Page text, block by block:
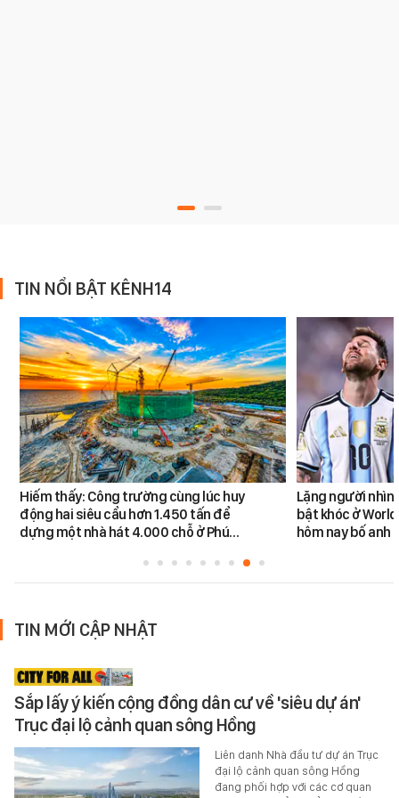
TIN NỔI BẬT KÊNH14
Hiếm thấy: Công trường cùng lúc huy
động hai siêu cẩu hơn 1.450 tấn để
dựng một nhà hát 4.000 chỗ ở Phú…
Lặng người nhìn
bật khóc ở
hôm nay bố anh
TIN MỚI CẬP NHẬT
Sắp lấy ý kiến cộng đồng dân cư về 'siêu dự án'
Trục đại lộ cảnh quan sông Hồng
Liên danh Nhà đầu tư dự án Trục
đại lộ cảnh quan sông Hồng
đang phối hợp với các cơ quan